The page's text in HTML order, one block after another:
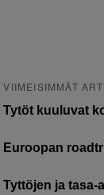
VIIMEISIMMÄT
Tytöt kuuluvat
Euroopan
Tyttöjen ja tasa-